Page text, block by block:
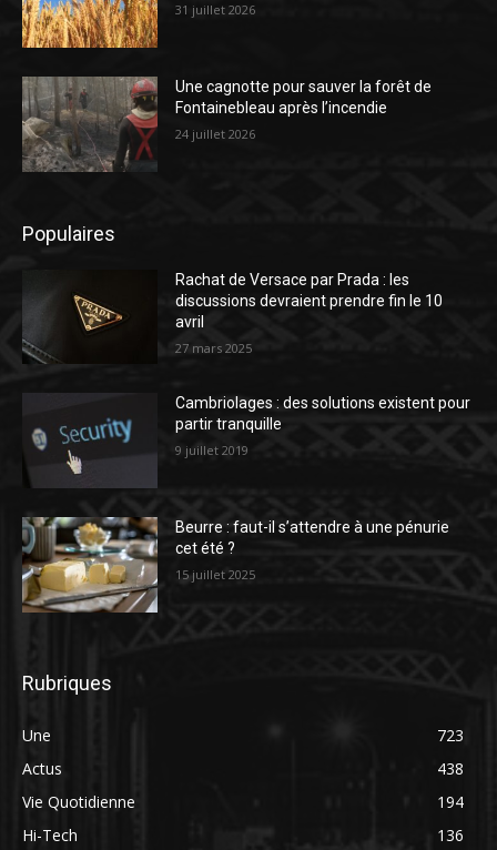
31 juillet 2026
Une cagnotte pour sauver la forêt de
Fontainebleau après l’incendie
24 juillet 2026
Populaires
Rachat de Versace par Prada : les
discussions devraient prendre fin le 10
avril
27 mars 2025
Cambriolages : des solutions existent pour
partir tranquille
9 juillet 2019
Beurre : faut-il s’attendre à une pénurie
cet été ?
15 juillet 2025
Rubriques
Une
723
Actus
438
Vie Quotidienne
194
Hi-Tech
136